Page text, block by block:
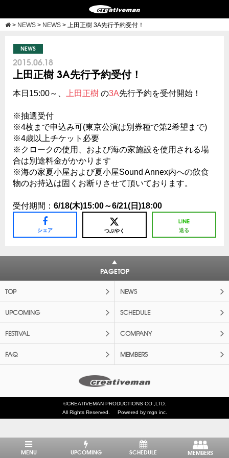
> NEWS > NEWS > 上田正樹 3A先行予約受付！
NEWS
2015.06.18
上田正樹 3A先行予約受付！
本日15:00～、 上田正樹 の3A先行予約を受付開始！
※抽選受付
※4枚まで申込み可(東京公演は別券種で第2希望まで)
※4歳以上チケット必要
※クロークの使用、および海の家施設を使用される場
合は別途料金がかかります
※海の家夏小屋および夏小屋Sound Annex内への飲食
物のお持込は固くお断りさせて頂いております。
受付期間： 6/18(木)15:00～6/21(日)18:00
シェア つぶやく 送る
PAGETOP
TOP NEWS
UPCOMING SCHEDULE
FESTIVAL COMPANY
FAQ MEMBERS
©CREATIVEMAN PRODUCTIONS CO.,LTD.
All Rights Reserved.
Powered by mgn inc.
MENU UPCOMING SCHEDULE MEMBERS